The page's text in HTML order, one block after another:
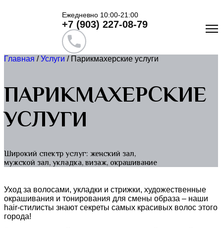
Ежедневно 10:00-21:00
+7 (903) 227-08-79
Главная /Услуги / Парикмахерские услуги
ПАРИКМАХЕРСКИЕ
УСЛУГИ
Широкий спектр услуг: женский зал,
мужской зал, укладка, визаж, окрашивание
Уход за волосами, укладки и стрижки, художественные
окрашивания и тонирования для смены образа – наши
hair-стилисты знают секреты самых красивых волос этого
города!